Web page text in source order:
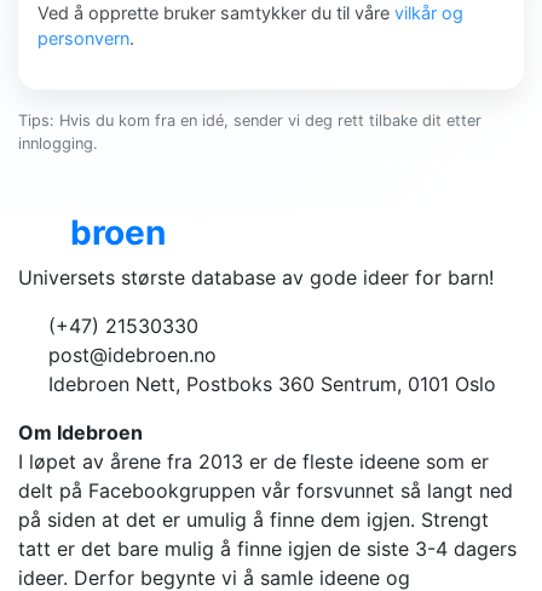
Ved å opprette bruker samtykker du til våre vilkår og
personvern.
Tips: Hvis du kom fra en idé, sender vi deg rett tilbake dit etter
innlogging.
broen
Universets største database av gode ideer for barn!
(+47) 21530330
post@idebroen.no
Idebroen Nett, Postboks 360 Sentrum, 0101 Oslo
Om Idebroen
I løpet av årene fra 2013 er de fleste ideene som er
delt på Facebookgruppen vår forsvunnet så langt ned
på siden at det er umulig å finne dem igjen. Strengt
tatt er det bare mulig å finne igjen de siste 3-4 dagers
ideer. Derfor begynte vi å samle ideene og